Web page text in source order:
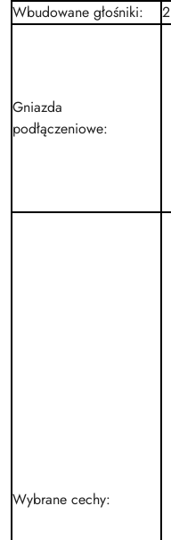
Wbudowane głośniki:
Gniazda
podłączeniowe:
Wybrane cechy: